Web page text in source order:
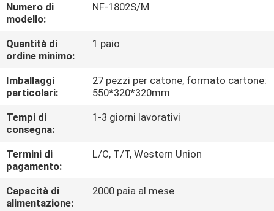
CONTROLLO
DI
QUALITÀ
CONTATTICI
NOTIZIE
RICHIEDA
UNA
Numero di
modello:
NF-1802S/M
Quantità di
ordine minimo:
1 paio
Imballaggi
particolari:
27 pezzi per catone, formato cartone:
550*320*320mm
Tempi di
consegna:
1-3 giorni lavorativi
Termini di
pagamento:
L/C, T/T, Western Union
Capacità di
alimentazione:
2000 paia al mese